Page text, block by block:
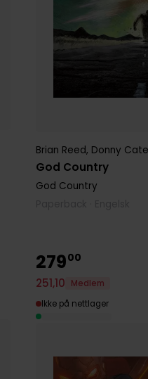
God Country
Brian Reed, Donny
God Country
27900
251,10
Medlem
Ikke på nettlager